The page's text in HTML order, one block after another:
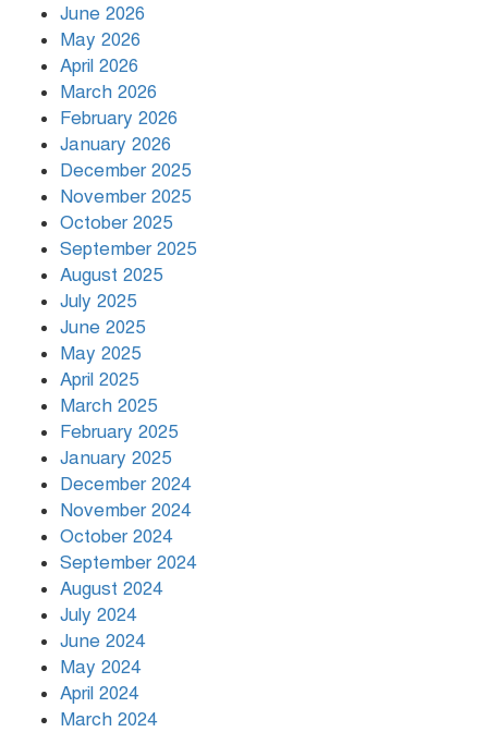
দিনভর পানির নিচে ঢাকা
June 2026
May 2026
April 2026
March 2026
February 2026
January 2026
December 2025
November 2025
October 2025
September 2025
August 2025
July 2025
June 2025
May 2025
April 2025
March 2025
February 2025
January 2025
December 2024
November 2024
October 2024
September 2024
August 2024
July 2024
June 2024
May 2024
April 2024
March 2024